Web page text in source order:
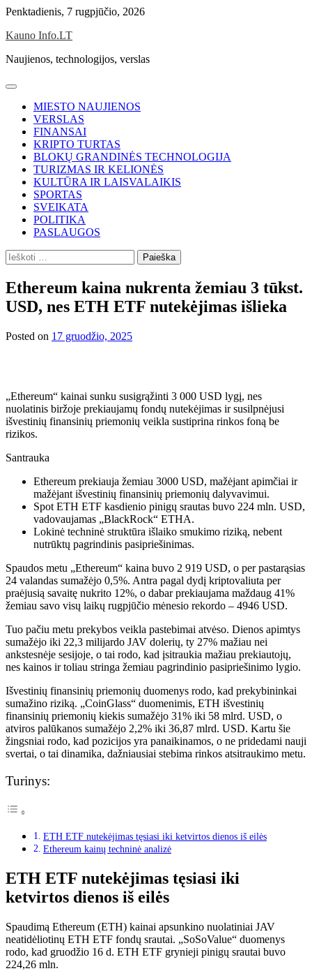
Skip
content
Penktadienis, 7 rugpjūčio, 2026
Kauno Info.LT
Naujienos, technologijos, verslas
MIESTO NAUJIENOS
VERSLAS
FINANSAI
KRIPTO TURTAS
BLOKŲ GRANDINĖS TECHNOLOGIJA
TURIZMAS IR KELIONĖS
KULTŪRA IR LAISVALAIKIS
SPORTAS
SVEIKATA
POLITIKA
PASLAUGOS
Ieškoti:
Ethereum kaina nukrenta žemiau 3 tūkst.
USD, nes ETH ETF nutekėjimas išlieka
Posted on 17 gruodžio, 2025
„Ethereum“ kainai sunku susigrąžinti 3 000 USD lygį, nes
nuolatinis biržoje prekiaujamų fondų nutekėjimas ir susilpnėjusi
išvestinių finansinių priemonių veikla sustiprina rinkos foną be
rizikos.
Santrauka
Ethereum prekiauja žemiau 3000 USD, mažėjant apimčiai ir
mažėjant išvestinių finansinių priemonių dalyvavimui.
Spot ETH ETF kasdienio pinigų srautas buvo 224 mln. USD,
vadovaujamas „BlackRock“ ETHA.
Lokinė techninė struktūra išlaiko smukimo riziką, nebent
nutrūktų pagrindinis pasipriešinimas.
Spaudos metu „Ethereum“ kaina buvo 2 919 USD, o per pastarąsias
24 valandas sumažėjo 0,5%. Antra pagal dydį kriptovaliuta per
praėjusią savaitę nukrito 12%, o dabar prekiaujama maždaug 41%
žemiau savo visų laikų rugpjūčio mėnesio rekordo – 4946 USD.
Tuo pačiu metu prekybos veikla pastebimai atvėso. Dienos apimtys
sumažėjo iki 22,3 milijardo JAV dolerių, ty 27% mažiau nei
ankstesnėje sesijoje, o tai rodo, kad įsitraukia mažiau prekiautojų,
nes kainos ir toliau stringa žemiau pagrindinio pasipriešinimo lygio.
Išvestinių finansinių priemonių duomenys rodo, kad prekybininkai
sumažino riziką. „CoinGlass“ duomenimis, ETH išvestinių
finansinių priemonių kiekis sumažėjo 31% iki 58 mlrd. USD, o
atviros palūkanos sumažėjo 2,2% iki 36,87 mlrd. USD. Kartu šie
žingsniai rodo, kad pozicijos yra panaikinamos, o ne pridedami nauji
svertai, o tai dinamika, dažniausiai stebima rinkos atsitraukimo metu.
Turinys:
ETH ETF nutekėjimas tęsiasi iki ketvirtos dienos iš eilės
Ethereum kainų techninė analizė
ETH ETF nutekėjimas tęsiasi iki
ketvirtos dienos iš eilės
Spaudimą Ethereum (ETH) kainai apsunkino nuolatiniai JAV
neatidėliotinų ETH ETF fondų srautai. „SoSoValue“ duomenys
rodo, kad gruodžio 16 d. ETH ETF grynieji pinigų srautai buvo
224,26 mln.